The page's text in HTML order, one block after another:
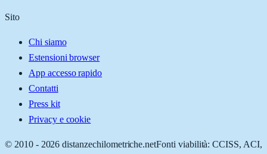
Sito
Chi siamo
Estensioni browser
App accesso rapido
Contatti
Press kit
Privacy e cookie
© 2010 - 2026 distanzechilometriche.netFonti viabilità: CCISS, ACI,